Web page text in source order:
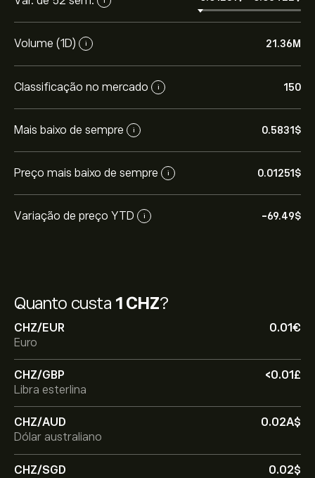
Quanto custa 1 CHZ?
CHZ/EUR
0.01‎€‎
Euro
CHZ/GBP
‎<‎0.01‎£‎
Libra esterlina
CHZ/AUD
0.02‎A$‎
Dólar australiano
CHZ/SGD 0.02‎$‎
Volume (1D) i 21.36M
Classificação no mercado i 150
Mais baixo de sempre i 0.5831‎$‎
Preço mais baixo de sempre i 0.01251‎$‎
Variação de preço YTD i -69.49‎$‎